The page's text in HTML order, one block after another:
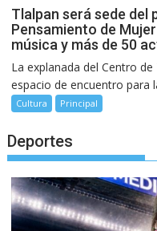
Tlalpan será sede del
Pensamiento de
música y más de 50
La explanada del Centro
espacio de encuentro para
Cultura Principal
Deportes